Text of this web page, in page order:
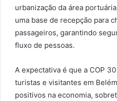
urbanização da área
uma base de recepção para
passageiros, garantindo
fluxo de pessoas.
A expectativa é que a COP
turistas e visitantes em
positivos na economia,